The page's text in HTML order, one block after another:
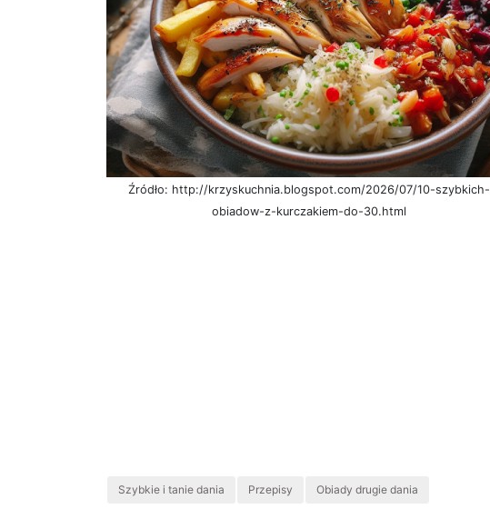
Źródło: http://krzyskuchnia.blogspot.com/2026/07/10-szybkich-
obiadow-z-kurczakiem-do-30.html
Szybkie i tanie dania Przepisy Obiady drugie dania